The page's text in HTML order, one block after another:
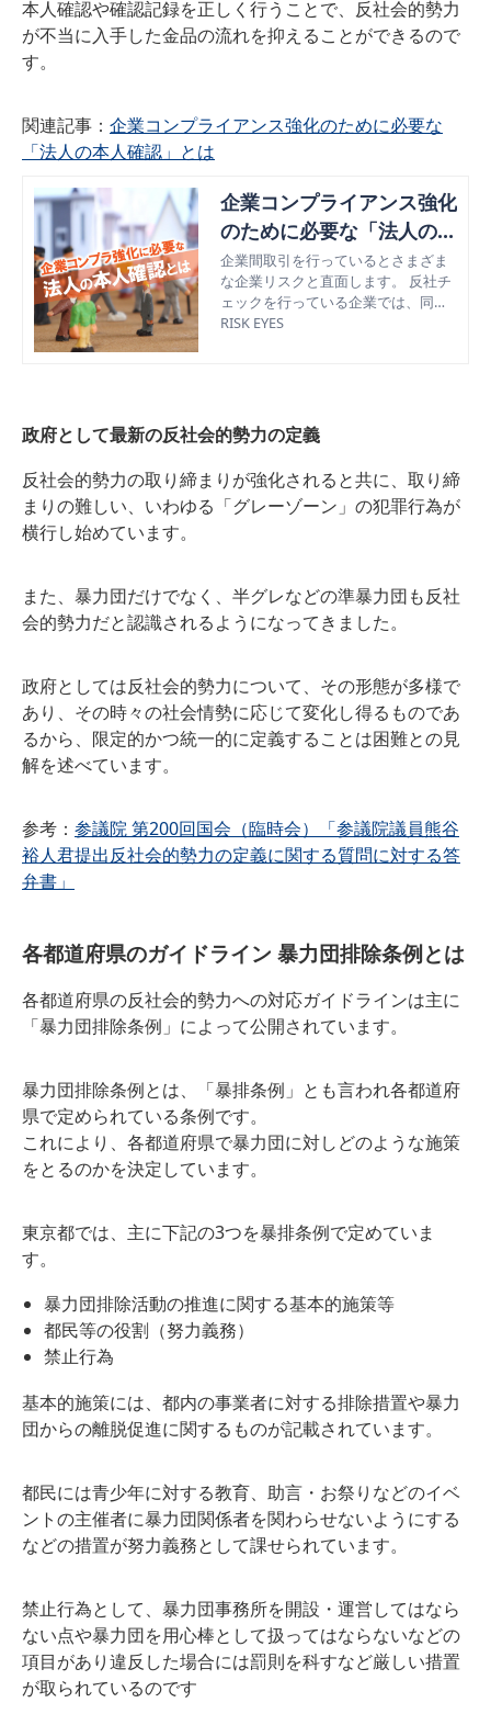
本人確認や確認記録を正しく行うことで、反社会的勢力
が不当に入手した金品の流れを抑えることができるので
す。
関連記事： 企業コンプライアンス強化のために必要な
「法人の本人確認」とは
企業コンプライアンス強化
のために必要な「法人の本
人確認」とは
企業間取引を行っているとさまざま
な企業リスクと直面します。 反社チ
ェックを行っている企業では、同時
に「法人の本人確認」も行われてい
引相手として信頼できるか否かの判
断が難しくなっています。 今回はあ
らゆる企業に求められる「法人の本
人確認」について解説していきま
す。
RISK EYES
政府として最新の反社会的勢力の定義
反社会的勢力の取り締まりが強化されると共に、取り締
まりの難しい、いわゆる「グレーゾーン」の犯罪行為が
横行し始めています。
また、暴力団だけでなく、半グレなどの準暴力団も反社
会的勢力だと認識されるようになってきました。
政府としては反社会的勢力について、その形態が多様で
あり、その時々の社会情勢に応じて変化し得るものであ
るから、限定的かつ統一的に定義することは困難との見
解を述べています。
参考： 参議院 第200回国会（臨時会）「参議院議員熊谷
裕人君提出反社会的勢力の定義に関する質問に対する答
弁書」
各都道府県のガイドライン 暴力団排除条例とは
各都道府県の反社会的勢力への対応ガイドラインは主に
「暴力団排除条例」によって公開されています。
暴力団排除条例とは、「暴排条例」とも言われ各都道府
県で定められている条例です。
これにより、各都道府県で暴力団に対しどのような施策
をとるのかを決定しています。
東京都では、主に下記の3つを暴排条例で定めていま
す。
暴力団排除活動の推進に関する基本的施策等
都民等の役割（努力義務）
禁止行為
基本的施策には、都内の事業者に対する排除措置や暴力
団からの離脱促進に関するものが記載されています。
都民には青少年に対する教育、助言・お祭りなどのイベ
ントの主催者に暴力団関係者を関わらせないようにする
などの措置が努力義務として課せられています。
禁止行為として、暴力団事務所を開設・運営してはなら
ない点や暴力団を用心棒として扱ってはならないなどの
項目があり違反した場合には罰則を科すなど厳しい措置
が取られているのです